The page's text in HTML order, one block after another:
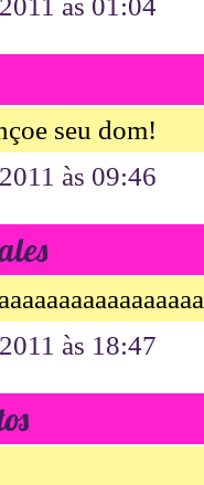
às 01:04
seu dom!
às 09:46
às 18:47